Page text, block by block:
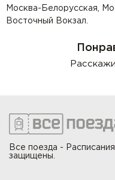
Москва-Белорусская,
Восточный Вокзал.
Все поезда -
защищены.